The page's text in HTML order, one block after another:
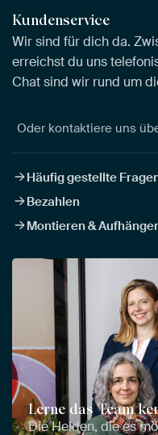
Kundenservice
Wir sind für dich da.
erreichst du uns
Chat sind wir rund um
Oder kontaktiere uns
Häufig gestellte
Bezahlen
Montieren &
Lerne das Team
Die Helden, die es